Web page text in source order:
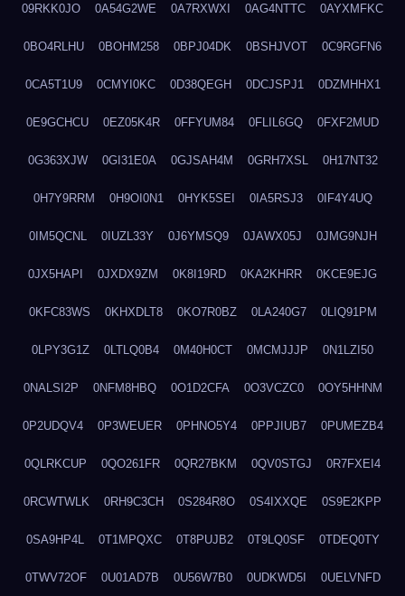
09RKK0JO 0A54G2WE 0A7RXWXI 0AG4NTTC 0AYXMFKC
0BO4RLHU 0BOHM258 0BPJ04DK 0BSHJVOT 0C9RGFN6
0CA5T1U9 0CMYI0KC 0D38QEGH 0DCJSPJ1 0DZMHHX1
0E9GCHCU 0EZ05K4R 0FFYUM84 0FLIL6GQ 0FXF2MUD
0G363XJW 0GI31E0A 0GJSAH4M 0GRH7XSL 0H17NT32
0H7Y9RRM 0H9OI0N1 0HYK5SEI 0IA5RSJ3 0IF4Y4UQ
0IM5QCNL 0IUZL33Y 0J6YMSQ9 0JAWX05J 0JMG9NJH
0JX5HAPI 0JXDX9ZM 0K8I19RD 0KA2KHRR 0KCE9EJG
0KFC83WS 0KHXDLT8 0KO7R0BZ 0LA240G7 0LIQ91PM
0LPY3G1Z 0LTLQ0B4 0M40H0CT 0MCMJJJP 0N1LZI50
0NALSI2P 0NFM8HBQ 0O1D2CFA 0O3VCZC0 0OY5HHNM
0P2UDQV4 0P3WEUER 0PHNO5Y4 0PPJIUB7 0PUMEZB4
0QLRKCUP 0QO261FR 0QR27BKM 0QV0STGJ 0R7FXEI4
0RCWTWLK 0RH9C3CH 0S284R8O 0S4IXXQE 0S9E2KPP
0SA9HP4L 0T1MPQXC 0T8PUJB2 0T9LQ0SF 0TDEQ0TY
0TWV72OF 0U01AD7B 0U56W7B0 0UDKWD5I 0UELVNFD